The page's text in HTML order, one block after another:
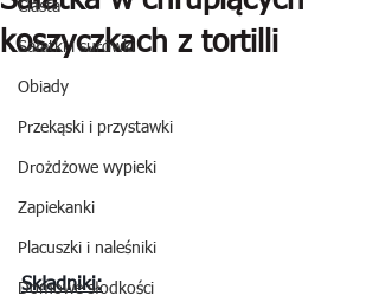
Ciasta
Sałatki i surówki
Obiady
Przekąski i przystawki
Drożdżowe wypieki
Zapiekanki
Placuszki i naleśniki
Domowe słodkości
koszyczkach z tortilli
Składniki: